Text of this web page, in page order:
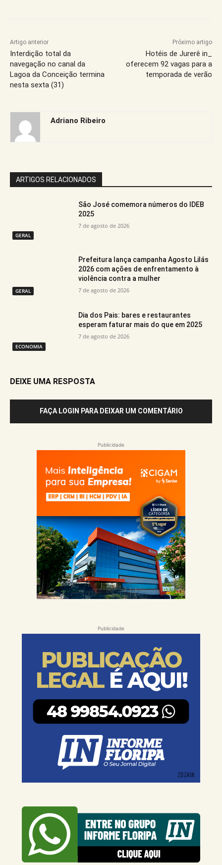
Artigo anterior
Interdição total da
navegação no canal da
Lagoa da Conceição termina
nesta sexta (31)
Próximo artigo
Hotéis de Jurerê in_
oferecem 92 vagas para a
temporada de verão
Adriano Ribeiro
ARTIGOS RELACIONADOS
GERAL
São José comemora números do IDEB
2025
7 de agosto de 2026
GERAL
Prefeitura lança campanha Agosto Lilás
2026 com ações de enfrentamento à
violência contra a mulher
7 de agosto de 2026
ECONOMIA
Dia dos Pais: bares e restaurantes
esperam faturar mais do que em 2025
7 de agosto de 2026
DEIXE UMA RESPOSTA
FAÇA LOGIN PARA DEIXAR UM COMENTÁRIO
Publicidade
Publicidade